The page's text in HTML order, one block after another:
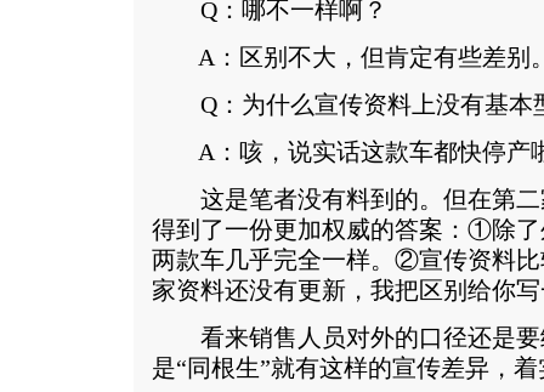
Q：哪不一样啊？
A：区别不大，但肯定有些差别
Q：为什么宣传资料上没有基本
A：咳，说实话这款车都快停产
这是笔者没有料到的。但在第二
得到了一份更加权威的答案：①除
两款车几乎完全一样。②宣传资料
家资料还没有更新，我把区别给你
看来销售人员对外的口径还是要
是“同根生”就有这样的宣传差异，